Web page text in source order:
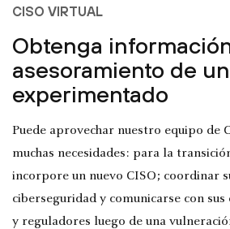
CISO VIRTUAL
Obtenga
asesoramiento de
experimentado
Puede aprovechar nuestro equipo de
muchas necesidades: para la
incorpore un nuevo CISO; coordinar
ciberseguridad y comunicarse con
y reguladores luego de una